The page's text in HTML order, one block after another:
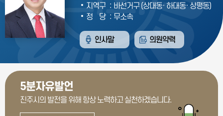
지역구 : 바선거구 (상대동· 하대동· 상평동)
정당: 무소속
인사말 의원약력
5분자유발언
진주시의 발전을 위해 항상 노력하고 실천하겠습니다.